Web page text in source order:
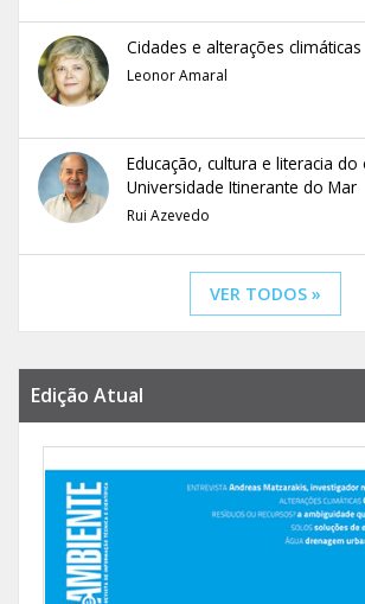
Cidades e alterações climáticas
Leonor Amaral
Educação, cultura e literacia
Universidade Itinerante do Mar
Rui Azevedo
VER TODOS »
Edição Atual